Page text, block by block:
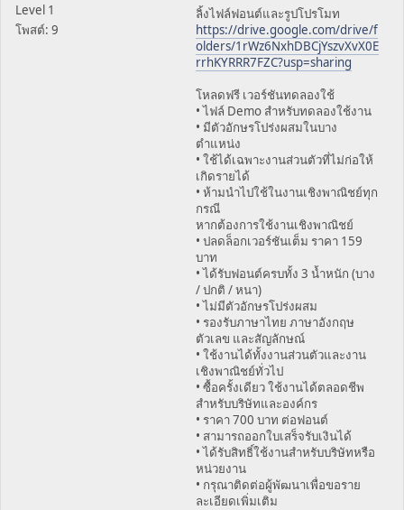
Level 1
โพสต์: 9
ลิ้งไฟล์ฟอนต์และรูปโปรโมท
https://drive.google.com/drive/f
olders/1rWz6NxhDBCjYszvXvX0E
rrhKYRRR7FZC?usp=sharing
โหลดฟรี เวอร์ชันทดลองใช้
• ไฟล์ Demo สำหรับทดลองใช้งาน
• มีตัวอักษรโปร่งผสมในบาง
ตำแหน่ง
• ใช้ได้เฉพาะงานส่วนตัวที่ไม่ก่อให้
เกิดรายได้
• ห้ามนำไปใช้ในงานเชิงพาณิชย์ทุก
กรณี
หากต้องการใช้งานเชิงพาณิชย์
• ปลดล็อกเวอร์ชันเต็ม ราคา 159
บาท
• ได้รับฟอนต์ครบทั้ง 3 น้ำหนัก (บาง
/ ปกติ / หนา)
• ไม่มีตัวอักษรโปร่งผสม
• รองรับภาษาไทย ภาษาอังกฤษ
ตัวเลข และสัญลักษณ์
• ใช้งานได้ทั้งงานส่วนตัวและงาน
เชิงพาณิชย์ทั่วไป
• ซื้อครั้งเดียว ใช้งานได้ตลอดชีพ
สำหรับบริษัทและองค์กร
• ราคา 700 บาท ต่อฟอนต์
• สามารถออกใบเสร็จรับเงินได้
• ได้รับสิทธิ์ใช้งานสำหรับบริษัทหรือ
หน่วยงาน
• กรุณาติดต่อผู้พัฒนาเพื่อขอราย
ละเอียดเพิ่มเติม